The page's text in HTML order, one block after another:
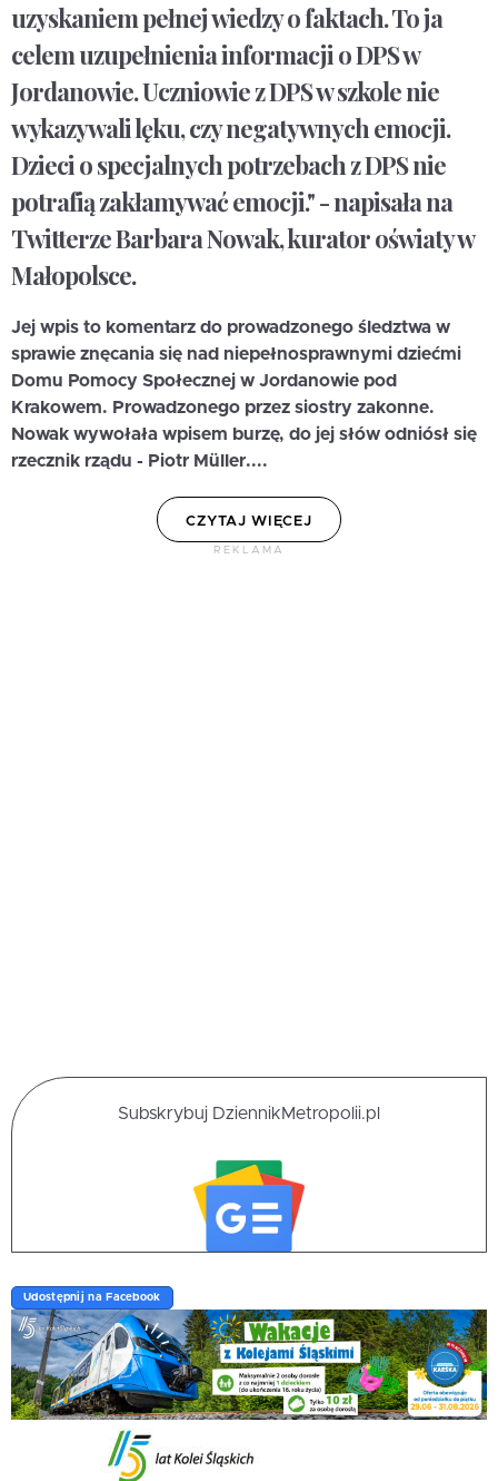
uzyskaniem pełnej wiedzy o faktach. To ja
celem uzupełnienia informacji o DPS w
Jordanowie. Uczniowie z DPS w szkole nie
wykazywali lęku, czy negatywnych emocji.
Dzieci o specjalnych potrzebach z DPS nie
potrafią zakłamywać emocji." - napisała na
Twitterze Barbara Nowak, kurator oświaty w
Małopolsce.
Jej wpis to komentarz do prowadzonego śledztwa w
sprawie znęcania się nad niepełnosprawnymi dziećmi
Domu Pomocy Społecznej w Jordanowie pod
Krakowem. Prowadzonego przez siostry zakonne.
Nowak wywołała wpisem burzę, do jej słów odniósł się
rzecznik rządu - Piotr Müller....
CZYTAJ WIĘCEJ
REKLAMA
Subskrybuj DziennikMetropolii.pl
Udostępnij na Facebook